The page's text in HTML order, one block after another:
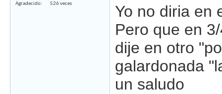
Agradecido
526 veces
Yo no diria en
Pero que en
dije en otro
galardonada
un saludo